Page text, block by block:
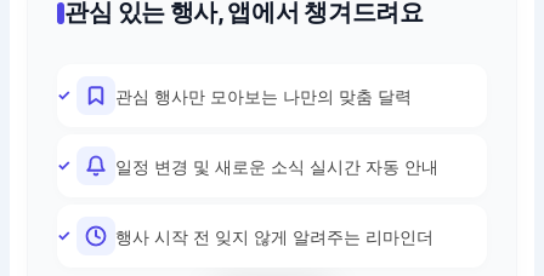
관심 있는 행사, 앱에서 챙겨드려요
관심 행사만 모아보는 나만의 맞춤 달력
일정 변경 및 새로운 소식 실시간 자동 안내
행사 시작 전 잊지 않게 알려주는 리마인더